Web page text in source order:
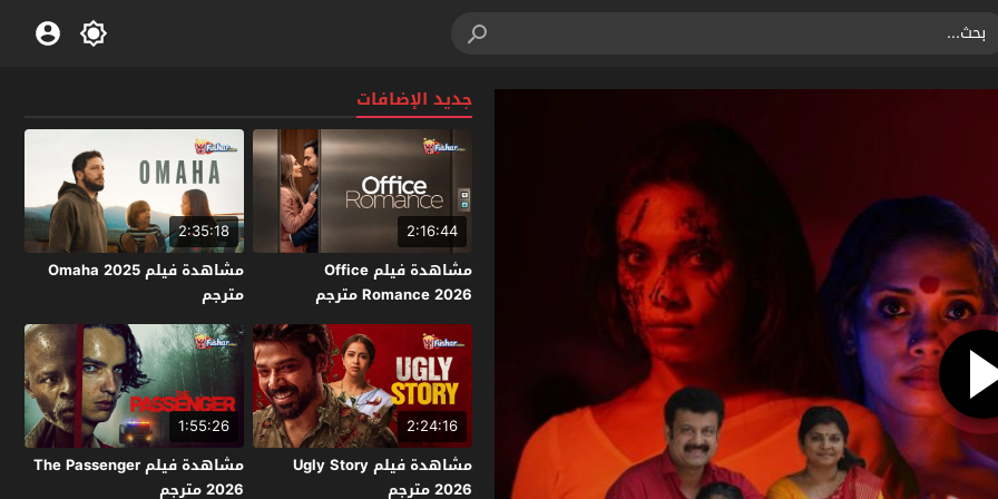
جديد الإضافات
2:16:44
مشاهدة فيلم Office
Romance 2026 مترجم
2:35:18
مشاهدة فيلم Omaha 2025
مترجم
2:24:16
مشاهدة فيلم Ugly Story
2026 مترجم
1:55:26
مشاهدة فيلم The Passenger
2026 مترجم